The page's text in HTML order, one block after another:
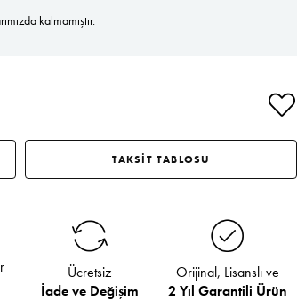
kalmamıştır.
TAKSİT TABLOSU
Ücretsiz
İade ve Değişim
Orijinal, Lisanslı ve
2 Yıl Garantili Ürün